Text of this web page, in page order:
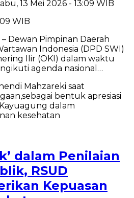
13 Mei 2026 - 13:09 WIB
WIB
– Dewan Pimpinan Daerah
Indonesia (DPD SWI)
Ilir (OKI) dalam waktu
agenda nasional…
dalam Penilaian
RSUD
Kepuasan